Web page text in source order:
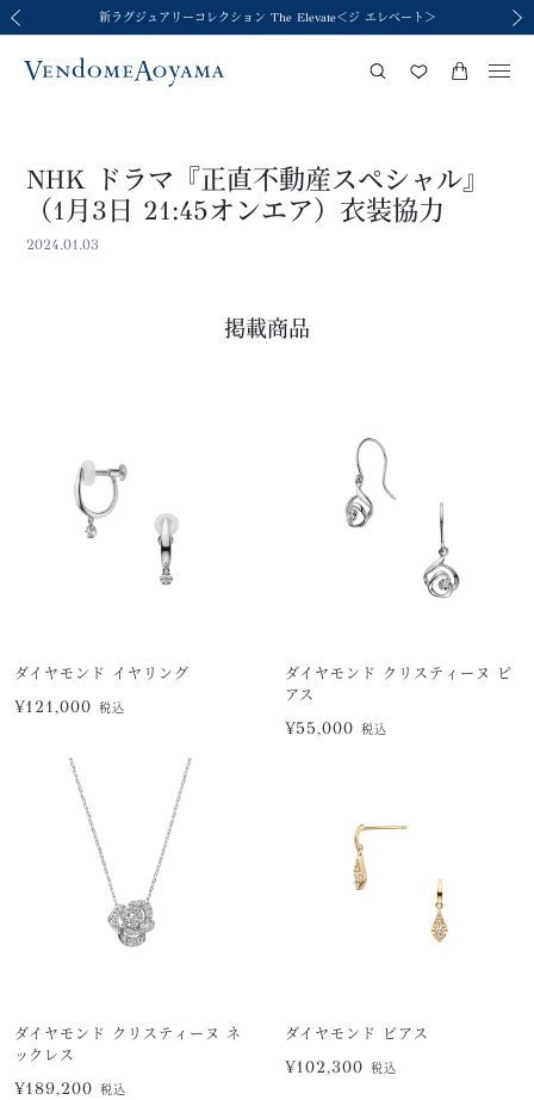
2026年春夏コレクション Brise-légère
令和8年熊本地震の影響による荷物のお届けについて
新ラグジュアリーコレクション The Elevate＜ジ エレベート＞
2026年春夏コレクション Brise-légère
令和8年熊本地震の影響による荷物のお届けについて
NHK ドラマ『正直不動産スペシャル』
（1月3日 21:45オンエア）衣装協力
2024.01.03
掲載商品
ダイヤモンド イヤリング
¥121,000税込
ダイヤモンド クリスティーヌ ピ
アス
¥55,000税込
ダイヤモンド クリスティーヌ ネ
ックレス
¥189,200税込
ダイヤモンド ピアス
¥102,300税込